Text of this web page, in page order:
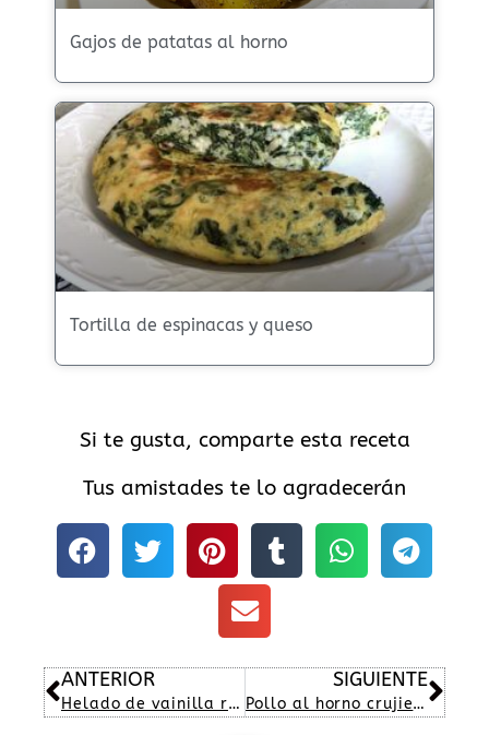
Gajos de patatas al horno
Tortilla de espinacas y queso
Si te gusta, comparte esta receta
Tus amistades te lo agradecerán
Ant
ANTERIOR
Helado de vainilla regado con caramelo
SIGUIENTE
Pollo al horno crujiente acompañado de patatas